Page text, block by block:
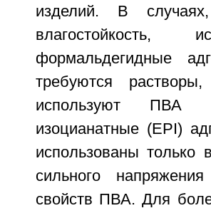
изделий. В
влагостойкость,
формальдегидные
требуются
используют ПВА
изоцианатные (EPI)
использованы только
сильного
свойств ПВА. Для